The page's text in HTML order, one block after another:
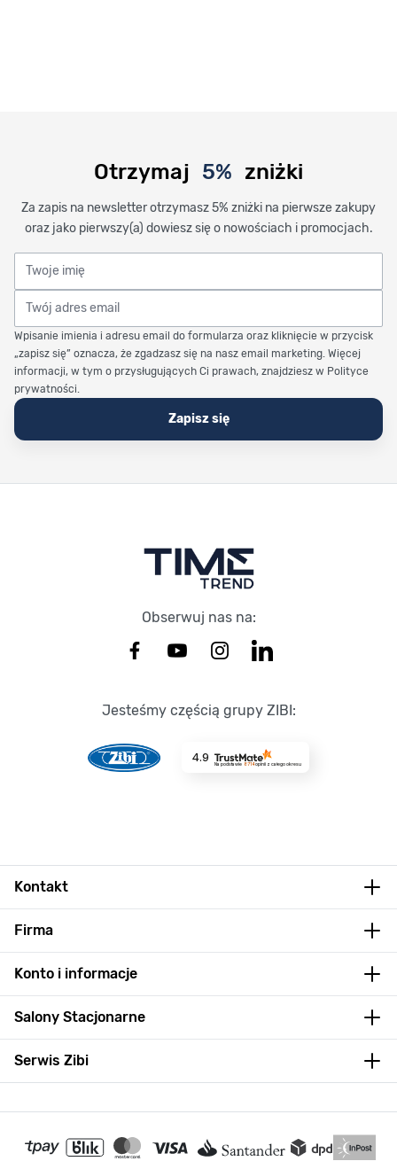
Otrzymaj 5% zniżki
Za zapis na newsletter otrzymasz 5% zniżki na pierwsze zakupy
oraz jako pierwszy(a) dowiesz się o nowościach i promocjach.
Twoje imię
Twój adres email
Wpisanie imienia i adresu email do formularza oraz kliknięcie w przycisk
„zapisz się” oznacza, że zgadzasz się na nasz email marketing. Więcej
informacji, w tym o przysługujących Ci prawach, znajdziesz w Polityce
prywatności.
Zapisz się
Obserwuj nas na:
Jesteśmy częścią grupy ZIBI:
4.9
Na podstawie 8714opinii z całego okresu
Kontakt
Firma
Konto i informacje
Salony Stacjonarne
Serwis Zibi